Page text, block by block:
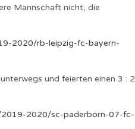
Mannschaft nicht, die
2020/rb-leipzig-fc-bayern-
und feierten einen 3 : 2
2020/sc-paderborn-07-fc-